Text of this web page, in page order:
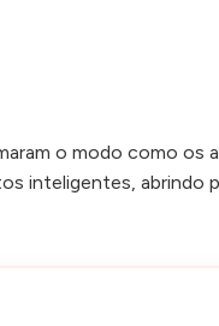
o modo como os
inteligentes, abrindo